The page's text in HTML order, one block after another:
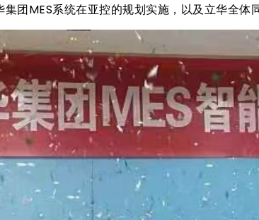
团MES系统在亚控的规划实施，以及立华全体